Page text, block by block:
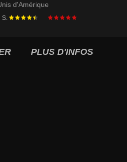
d'Amérique
S.
PLUS D'INFOS